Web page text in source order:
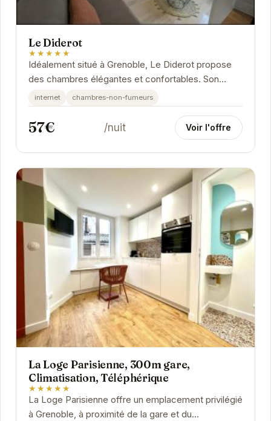
Le Diderot
★★★★★
Idéalement situé à Grenoble, Le Diderot propose
des chambres élégantes et confortables. Son
emplacement privilégié permet d'accéder...
internet chambres-non-fumeurs
57€ /nuit Voir l'offre
La Loge Parisienne, 300m gare,
Climatisation, Téléphérique
★★★★★
La Loge Parisienne offre un emplacement privilégié
à Grenoble, à proximité de la gare et du